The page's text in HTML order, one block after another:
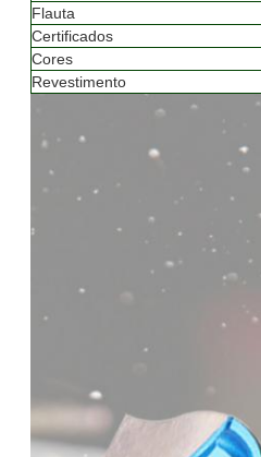
Flauta
Certificados
Cores
Revestimento